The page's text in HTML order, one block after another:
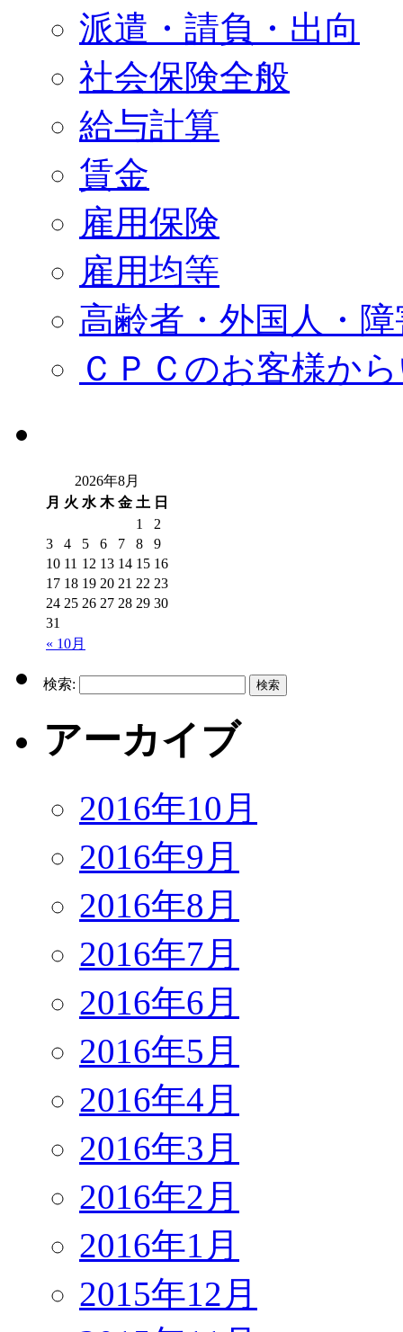
派遣・請負・出向
社会保険全般
給与計算
賃金
雇用保険
雇用均等
高齢者・外国人・
ＣＰＣのお客様か
2026年8月
月 火 水 木 金 土 日
« 10月
1
2
3
4 5 6 7 8
9
10 11 12 13 14 15 16
17 18 19 20 21 22 23
24 25 26 27 28 29 30
31
検索:
アーカイブ
2016年10月
2016年9月
2016年8月
2016年7月
2016年6月
2016年5月
2016年4月
2016年3月
2016年2月
2016年1月
2015年12月